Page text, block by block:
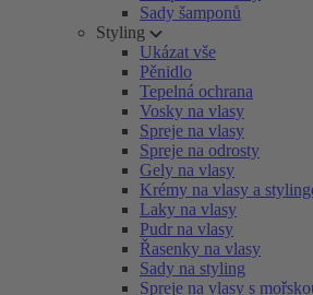
Sady šamponů
Styling
Ukázat vše
Pěnidlo
Tepelná ochrana
Vosky na vlasy
Spreje na vlasy
Spreje na odrosty
Gely na vlasy
Krémy na vlasy a
Laky na vlasy
Pudr na vlasy
Řasenky na vlasy
Sady na styling
Spreje na vlasy s